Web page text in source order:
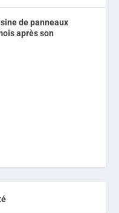
de panneaux
après son